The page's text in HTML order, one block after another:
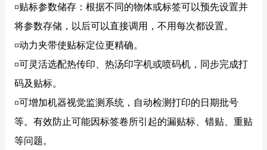
¤送标器采用进口大力矩小惯性马达驱动，瑞士金沙刚辊技
术，永不变形，摩擦力极好，大包角确定不打滑的特点保
证了送标功能的高精度运行。
¤采用世界知名品牌进口元件，确保整机的稳定和可靠性。
技术参数
物料尺寸： 宽度30-340mm;高度10-280mm
¤贴标参数储存：根据不同的物体或标签可以预先设置并
将参数存储，以后可以直接调用，不用每次都设置。
¤动力夹带使贴标定位更精确。
¤可灵活选配热传印、热汤印字机或喷码机，同步完成打
码及贴标。
¤可增加机器视觉监测系统，自动检测打印的日期批号
等。有效防止可能因标签卷所引起的漏贴标、错贴、重贴
等问题。